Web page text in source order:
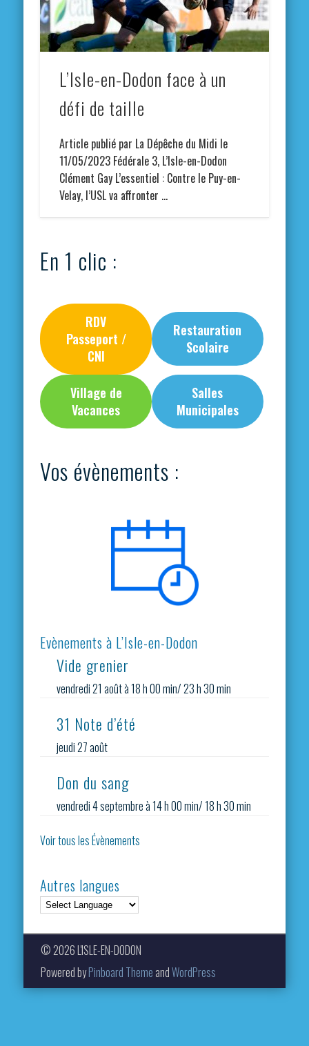
L’Isle-en-Dodon face à un
défi de taille
Article publié par La Dépêche du Midi le
11/05/2023 Fédérale 3, L’Isle-en-Dodon
Clément Gay L’essentiel : Contre le Puy-en-
Velay, l’USL va affronter …
En 1 clic :
RDV
Passeport /
CNI
Restauration
Scolaire
Village de
Vacances
Salles
Municipales
Vos évènements :
Evènements à L’Isle-en-Dodon
Vide grenier
vendredi 21 août à 18 h 00 min/23 h 30 min
31 Note d’été
jeudi 27 août
Don du sang
vendredi 4 septembre à 14 h 00 min/18 h 30 min
Voir tous les Évènements
Autres langues
© 2026 L'ISLE-EN-DODON
Powered byPinboard Theme andWordPress